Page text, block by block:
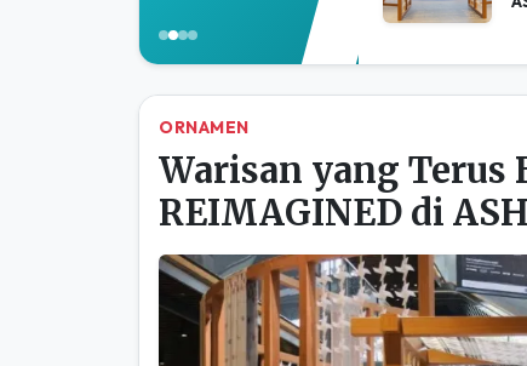
ORNAMEN
Warisan yang Terus
REIMAGINED di